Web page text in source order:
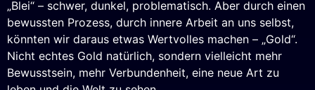
„Blei“ – schwer, dunkel, problematisch. Aber durch einen
bewussten Prozess, durch innere Arbeit an uns selbst,
könnten wir daraus etwas Wertvolles machen – „Gold“.
Nicht echtes Gold natürlich, sondern vielleicht mehr
Bewusstsein, mehr Verbundenheit, eine neue Art zu